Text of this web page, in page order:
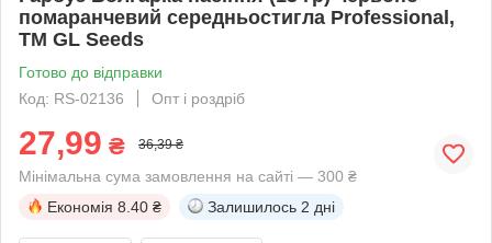
помаранчевий середньостигла Professional,
TM GL Seeds
Готово до відправки
Код: RS-02136
Опт і роздріб
27,99 ₴ 36,39 ₴
Мінімальна сума замовлення на сайті — 300 ₴
Економія 8.40 ₴ Залишилось 2 дні